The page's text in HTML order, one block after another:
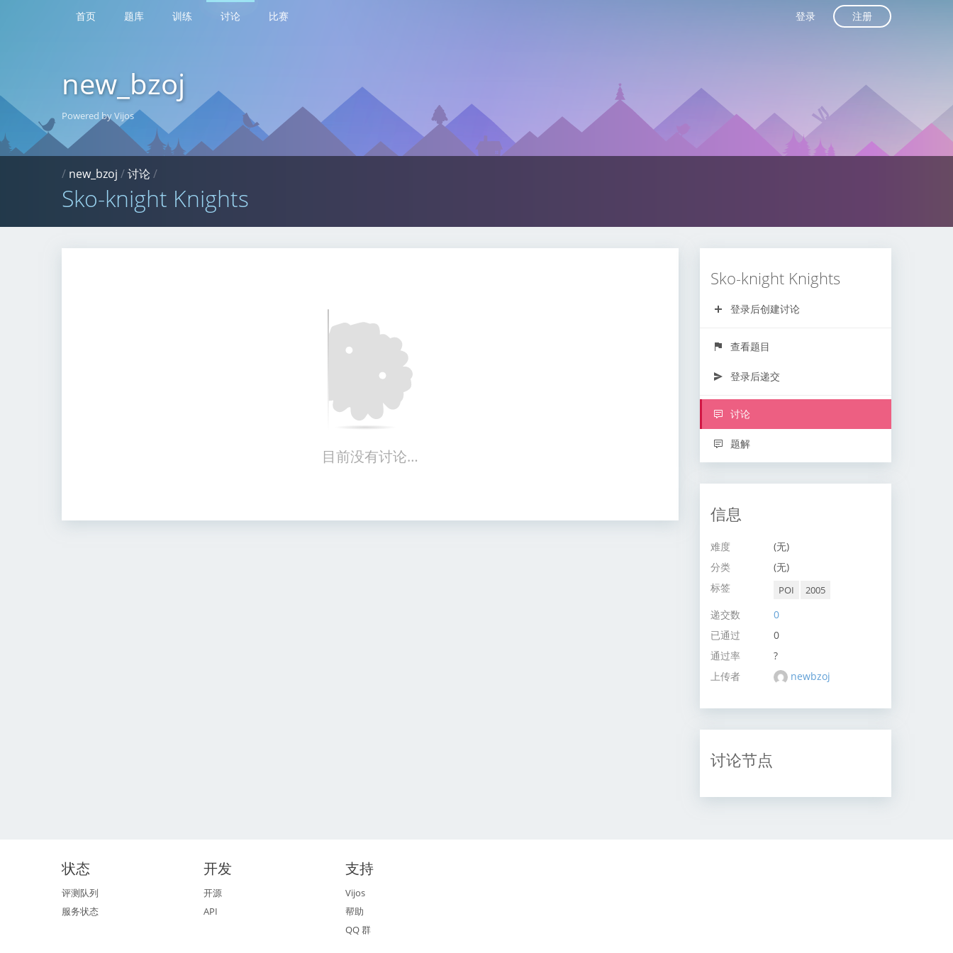
首页 题库 训练 讨论 比赛 登录 注册
new_bzoj
Powered by Vijos
/ new_bzoj /讨论/
Sko-knight Knights
目前没有讨论…
Sko-knight Knights
登录后创建讨论
查看题目
登录后递交
讨论
题解
信息
难度
(无)
分类
(无)
标签
POI 2005
递交数
0
已通过
0
通过率
?
上传者
newbzoj
讨论节点
状态
评测队列
服务状态
开发
开源
API
支持
Vijos
帮助
QQ 群